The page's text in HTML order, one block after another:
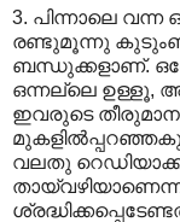
3. പിന്നാലെ വന്ന
രണ്ടുമൂന്നു
ബന്ധുക്കളാണ്.
ഒന്നല്ലെ ഉള്ളൂ,
ഇവരുടെ
വലതു